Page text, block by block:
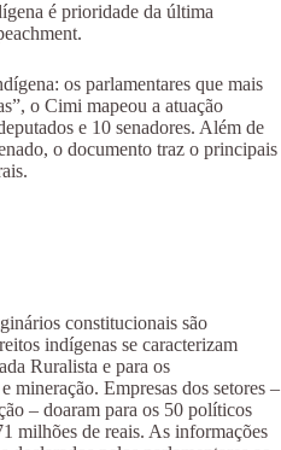
é prioridade da última
os parlamentares que mais
o Cimi mapeou a atuação
e 10 senadores. Além de
o documento traz o principais
constitucionais são
indígenas se caracterizam
Ruralista e para os
mineração. Empresas dos setores –
– doaram para os 50 políticos
milhões de reais. As informações